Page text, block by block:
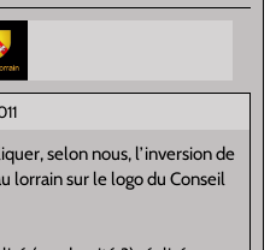
selon nous, l’inversion de
lorrain sur le logo du Conseil